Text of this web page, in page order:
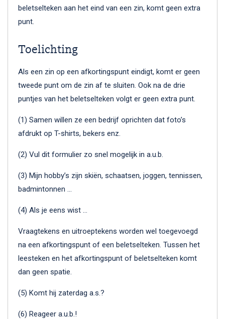
beletselteken aan het eind van een zin, komt geen extra
punt.
Toelichting
Als een zin op een afkortingspunt eindigt, komt er geen
tweede punt om de zin af te sluiten. Ook na de drie
puntjes van het beletselteken volgt er geen extra punt.
(1) Samen willen ze een bedrijf oprichten dat foto’s
afdrukt op T-shirts, bekers enz.
(2) Vul dit formulier zo snel mogelijk in a.u.b.
(3) Mijn hobby’s zijn skiën, schaatsen, joggen, tennissen,
badmintonnen …
(4) Als je eens wist …
Vraagtekens en uitroeptekens worden wel toegevoegd
na een afkortingspunt of een beletselteken. Tussen het
leesteken en het afkortingspunt of beletselteken komt
dan geen spatie.
(5) Komt hij zaterdag a.s.?
(6) Reageer a.u.b.!